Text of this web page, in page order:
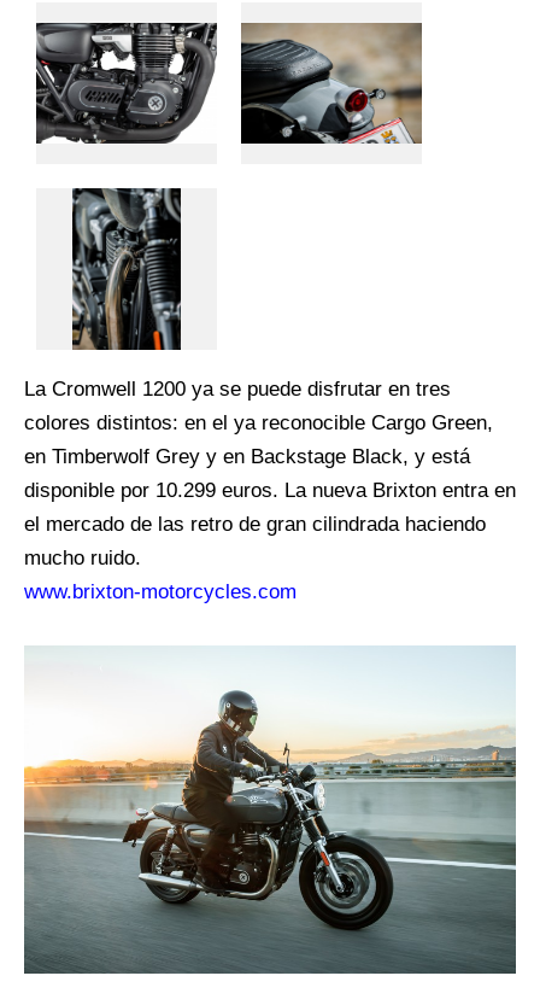
La Cromwell 1200 ya se puede disfrutar en tres
colores distintos: en el ya reconocible Cargo Green,
en Timberwolf Grey y en Backstage Black, y está
disponible por 10.299 euros. La nueva Brixton entra en
el mercado de las retro de gran cilindrada haciendo
mucho ruido.
www.brixton-motorcycles.com